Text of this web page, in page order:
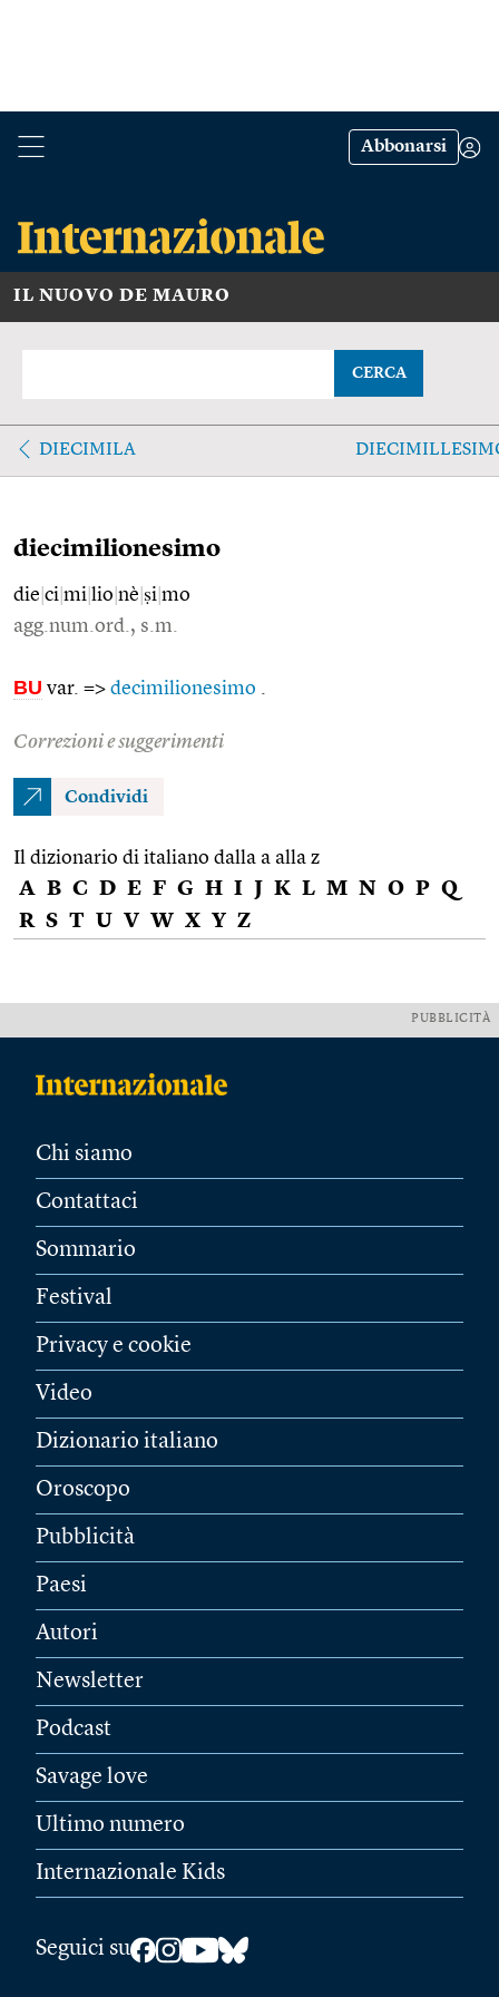
Abbonarsi
IL NUOVO DE MAURO
CERCA
DIECIMILA
diecimilionesimo
die ci mi lio nè ṣi mo
agg.num.ord., s.m.
BU var. => decimilionesimo
Correzioni e suggerimenti
Condividi
Il dizionario di italiano dalla a alla z
A B C D E F G H I J K L M N O P Q
R S T U V W X Y Z
PUBBLICITÀ
Chi siamo
Contattaci
Sommario
Festival
Privacy e cookie
Video
Dizionario italiano
Oroscopo
Pubblicità
Paesi
Autori
Newsletter
Podcast
Savage love
Ultimo numero
Internazionale Kids
Seguici su